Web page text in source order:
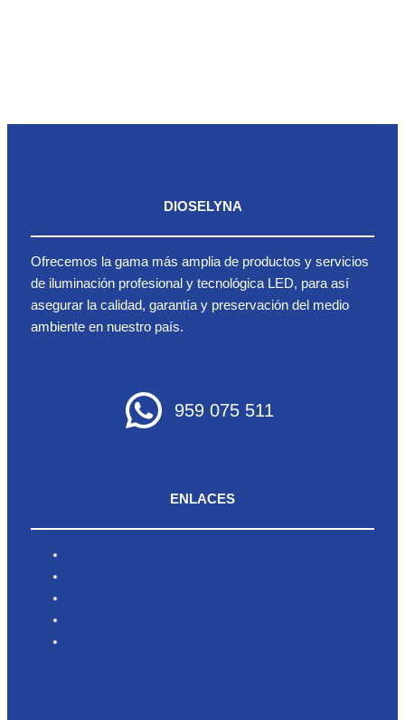
DIOSELYNA
Ofrecemos la gama más amplia de productos y servicios
de iluminación profesional y tecnológica LED, para así
asegurar la calidad, garantía y preservación del medio
ambiente en nuestro país.
959 075 511
ENLACES